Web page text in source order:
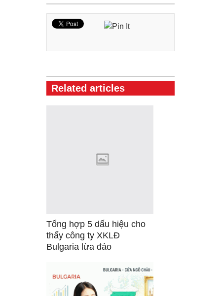
Related articles
Tổng hợp 5 dấu hiệu cho
thấy công ty XKLĐ
Bulgaria lừa đảo